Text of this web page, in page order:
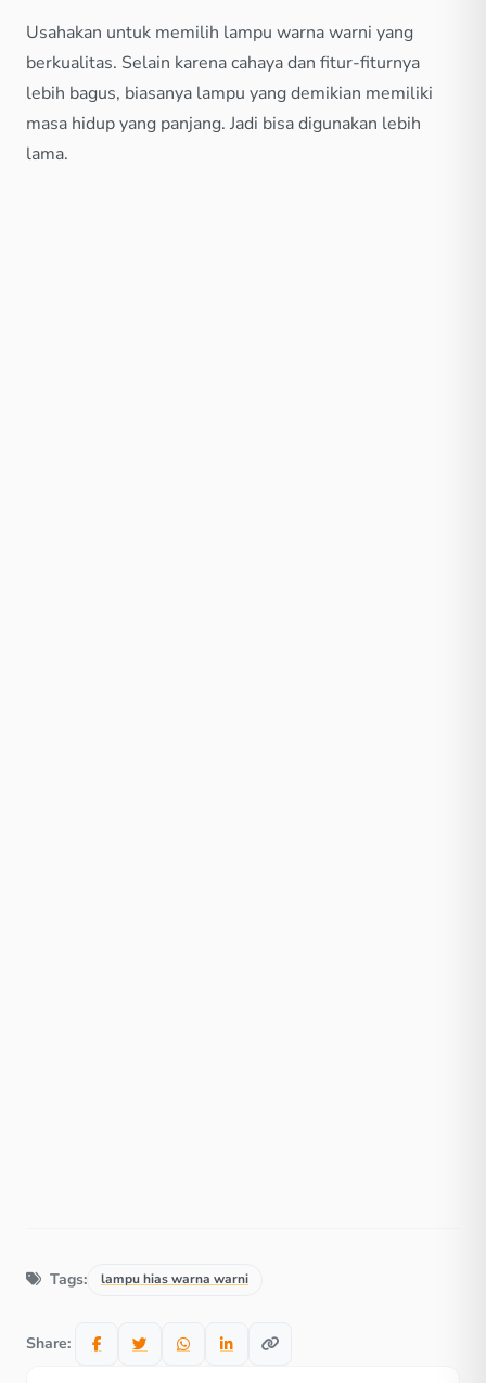
Usahakan untuk memilih lampu warna warni yang
berkualitas. Selain karena cahaya dan fitur-fiturnya
lebih bagus, biasanya lampu yang demikian memiliki
masa hidup yang panjang. Jadi bisa digunakan lebih
lama.
Tags: lampu hias warna warni
Share: